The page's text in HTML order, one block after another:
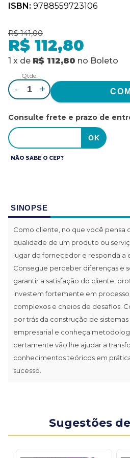
ISBN: 9788559723106
R$ 141,00
R$ 112,80
1 x de R$ 112,80 no Boleto
Qtde.
- +
Consulte frete e prazo de
NÃO SABE O CEP?
SINOPSE
Como cliente, no que você pensa
qualidade de um produto ou
lugar do fornecedor e responda a
Consegue perceber diferenças e
garantir a satisfação do cliente,
investem fortemente em
complexos e cheios de desafios.
por trás da construção de
empresarial e conheça
certamente vão lhe ajudar a
conhecimentos teóricos em
sucesso.
Sugestões